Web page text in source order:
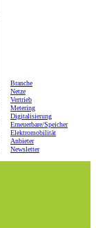
Branche
Netze
Vertrieb
Metering
Digitalisierung
Erneuerbare/Speicher
Elektromobilität
Anbieter
Newsletter